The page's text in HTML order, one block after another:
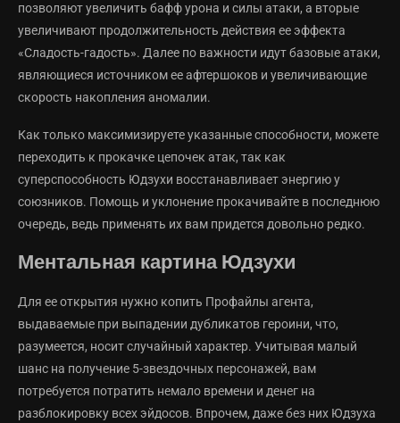
позволяют увеличить бафф урона и силы атаки, а вторые
увеличивают продолжительность действия ее эффекта
«Сладость-гадость». Далее по важности идут базовые атаки,
являющиеся источником ее афтершоков и увеличивающие
скорость накопления аномалии.
Как только максимизируете указанные способности, можете
переходить к прокачке цепочек атак, так как
суперспособность Юдзухи восстанавливает энергию у
союзников. Помощь и уклонение прокачивайте в последнюю
очередь, ведь применять их вам придется довольно редко.
Ментальная картина Юдзухи
Для ее открытия нужно копить Профайлы агента,
выдаваемые при выпадении дубликатов героини, что,
разумеется, носит случайный характер. Учитывая малый
шанс на получение 5-звездочных персонажей, вам
потребуется потратить немало времени и денег на
разблокировку всех эйдосов. Впрочем, даже без них Юдзуха